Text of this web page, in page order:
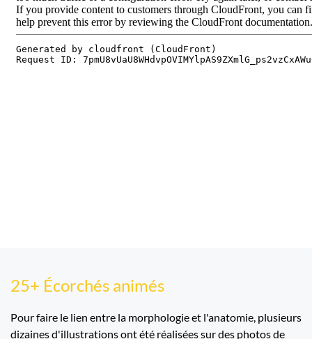
25+ Écorchés animés
Pour faire le lien entre la morphologie et l'anatomie, plusieurs
dizaines d'illustrations ont été réalisées sur des photos de